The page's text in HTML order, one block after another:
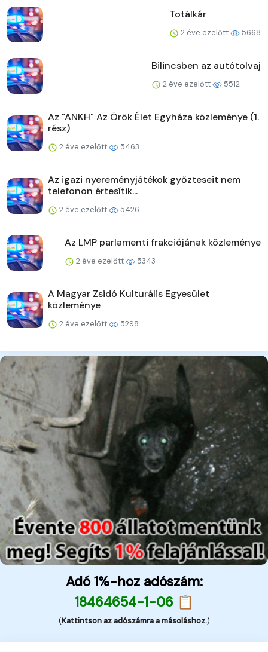
Totálkár
2 éve ezelőtt 5668
Bilincsben az autótolvaj
2 éve ezelőtt 5512
Az "ANKH" Az Örök Élet Egyháza közleménye (1.
rész)
2 éve ezelőtt 5463
Az igazi nyereményjátékok győzteseit nem
telefonon értesítik...
2 éve ezelőtt 5426
Az LMP parlamenti frakciójának közleménye
2 éve ezelőtt 5343
A Magyar Zsidó Kulturális Egyesület
közleménye
2 éve ezelőtt 5298
Adó 1%-hoz adószám:
18464654-1-06 📋
(Kattintson az adószámra a másoláshoz.)